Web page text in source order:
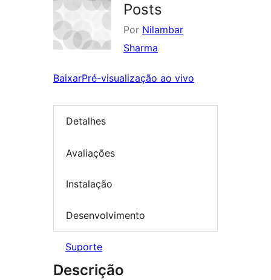
Posts
Por Nilambar
Sharma
BaixarPré-visualização ao vivo
Detalhes
Avaliações
Instalação
Desenvolvimento
Suporte
Descrição